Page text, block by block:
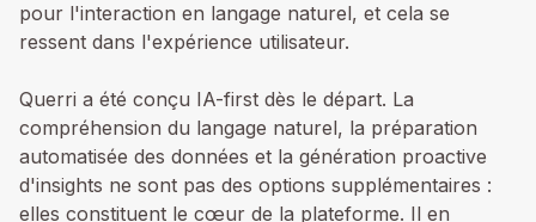
pour l'interaction en langage naturel, et cela se
ressent dans l'expérience utilisateur.
Querri a été conçu IA-first dès le départ. La
compréhension du langage naturel, la préparation
automatisée des données et la génération proactive
d'insights ne sont pas des options supplémentaires :
elles constituent le cœur de la plateforme. Il en